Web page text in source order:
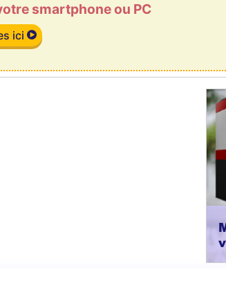
smartphone ou PC
ici